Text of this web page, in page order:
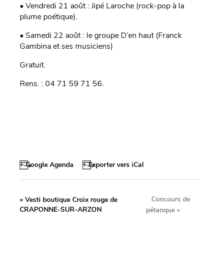
• Vendredi 21 août : Jipé Laroche (rock-pop à la
plume poétique).
• Samedi 22 août : le groupe D’en haut (Franck
Gambina et ses musiciens)
Gratuit.
Rens. : 04 71 59 71 56.
+ Google Agenda + Exporter vers iCal
« Vesti boutique Croix rouge de
CRAPONNE-SUR-ARZON
Concours de
pétanque»